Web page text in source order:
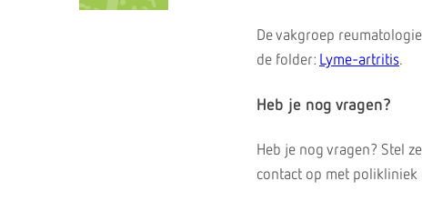
De vakgroep
de folder: Lyme-artritis.
Heb je nog vragen?
Heb je nog vragen? Stel
contact op met